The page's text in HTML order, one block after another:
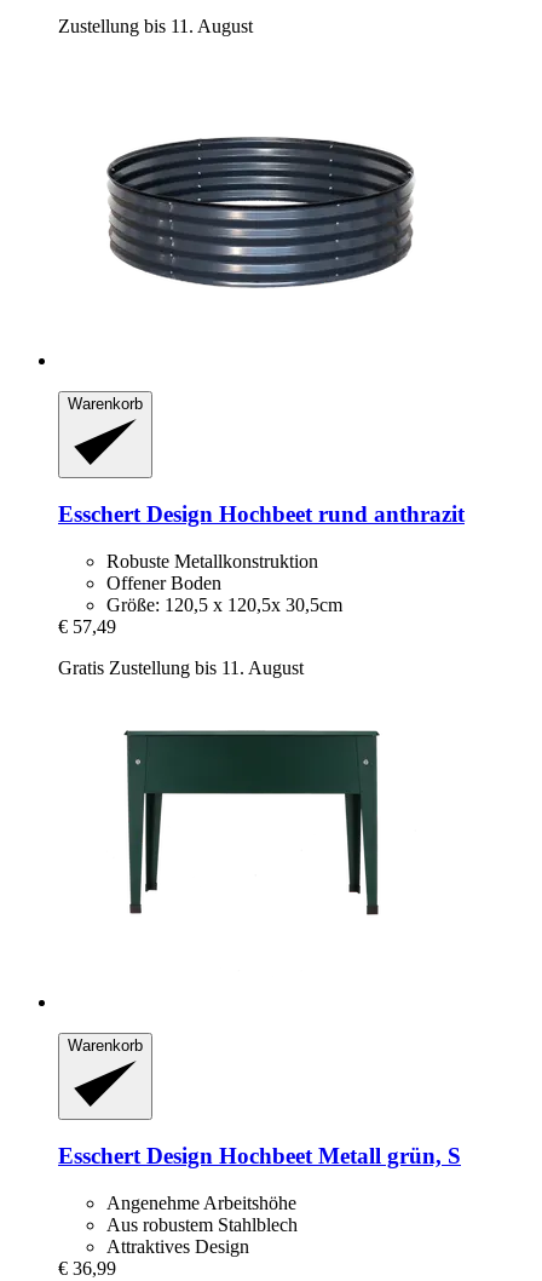
Zustellung bis 11. August
Warenkorb
Esschert Design Hochbeet rund anthrazit
Robuste Metallkonstruktion
Offener Boden
Größe: 120,5 x 120,5x 30,5cm
€ 57,49
Gratis Zustellung bis 11. August
Warenkorb
Esschert Design Hochbeet Metall grün, S
Angenehme Arbeitshöhe
Aus robustem Stahlblech
Attraktives Design
€ 36,99